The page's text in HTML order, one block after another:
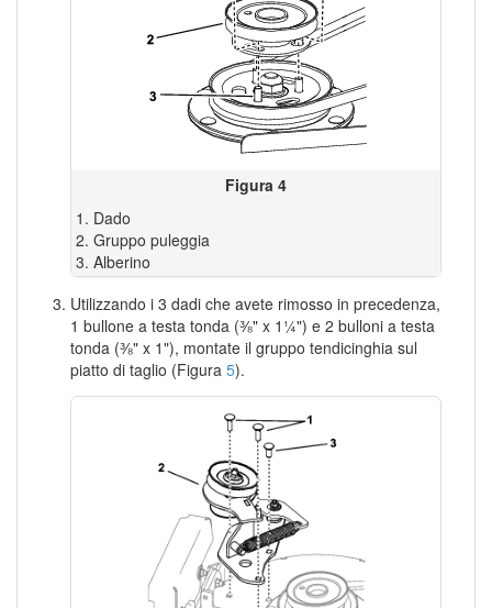
Figura 4
Dado
Gruppo puleggia
Alberino
Utilizzando i 3 dadi che avete rimosso in precedenza,
1 bullone a testa tonda (⅜" x 1¼") e 2 bulloni a testa
tonda (⅜" x 1"), montate il gruppo tendicinghia sul
piatto di taglio (Figura 5).